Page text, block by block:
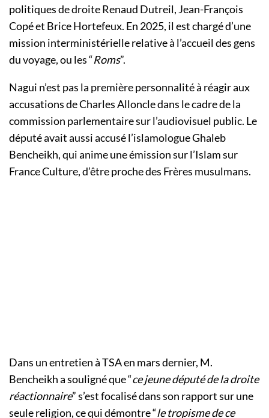
politiques de droite Renaud Dutreil, Jean-François
Copé et Brice Hortefeux. En 2025, il est chargé d’une
mission interministérielle relative à l’accueil des gens
du voyage, ou les “Roms”.
Nagui n’est pas la première personnalité à réagir aux
accusations de Charles Alloncle dans le cadre de la
commission parlementaire sur l’audiovisuel public. Le
député avait aussi accusé l’islamologue Ghaleb
Bencheikh, qui anime une émission sur l’Islam sur
France Culture, d’être proche des Frères musulmans.
Dans un entretien à TSA en mars dernier, M.
Bencheikh a souligné que “ce jeune député de la droite
réactionnaire” s’est focalisé dans son rapport sur une
seule religion, ce qui démontre “le tropisme de ce